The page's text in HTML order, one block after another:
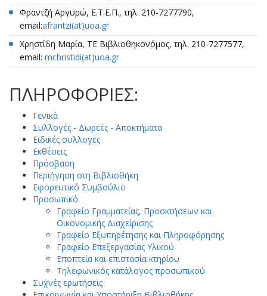
Φραντζή Αργυρώ, Ε.Τ.Ε.Π., τηλ. 210-7277790,
email:afrantzi(at)uoa.gr
Χρηστίδη Μαρία, ΤΕ Βιβλιοθηκονόμος, τηλ. 210-7277577,
email: mchristidi(at)uoa.gr
ΠΛΗΡΟΦΟΡΙΕΣ:
Γενικά
Συλλογές - Δωρεές - Αποκτήματα
Ειδικές συλλογές
Εκθέσεις
Πρόσβαση
Περιήγηση στη Βιβλιοθήκη
Εφορευτικό Συμβούλιο
Προσωπικό
Γραφείο Γραμματείας, Προσκτήσεων και
Οικονομικής Διαχείρισης
Γραφείο Εξυπηρέτησης και Πληροφόρησης
Γραφείο Επεξεργασίας Υλικού
Εποπτεία και επιστασία κτηρίου
Τηλεφωνικός κατάλογος προσωπικού
Συχνές ερωτήσεις